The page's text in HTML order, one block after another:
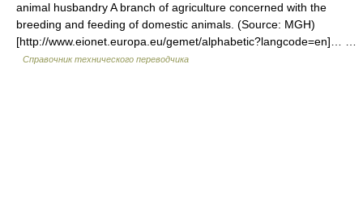
animal husbandry A branch of agriculture concerned with the
breeding and feeding of domestic animals. (Source: MGH)
[http://www.eionet.europa.eu/gemet/alphabetic?langcode=en]… …
Справочник технического переводчика